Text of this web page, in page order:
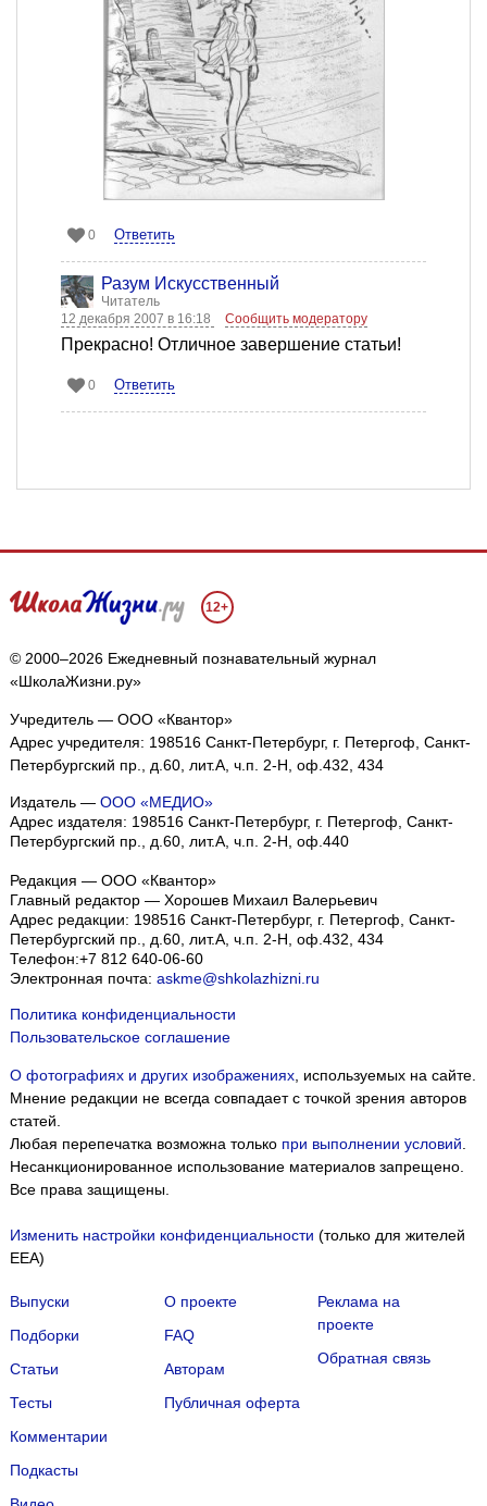
0 Ответить
Разум Искусственный
Читатель
12 декабря 2007 в 16:18
Сообщить модератору
Прекрасно! Отличное завершение статьи!
0 Ответить
12+
© 2000–2026 Ежедневный познавательный журнал
«ШколаЖизни.ру»
Учредитель — ООО «Квантор»
Адрес учредителя: 198516 Санкт-Петербург, г. Петергоф, Санкт-
Петербургский пр., д.60, лит.А, ч.п. 2-Н, оф.432, 434
Издатель — ООО «МЕДИО»
Адрес издателя: 198516 Санкт-Петербург, г. Петергоф, Санкт-
Петербургский пр., д.60, лит.А, ч.п. 2-Н, оф.440
Редакция — ООО «Квантор»
Главный редактор — Хорошев Михаил Валерьевич
Адрес редакции: 198516 Санкт-Петербург, г. Петергоф, Санкт-
Петербургский пр., д.60, лит.А, ч.п. 2-Н, оф.432, 434
Телефон:+7 812 640-06-60
Электронная почта: askme@shkolazhizni.ru
Политика конфиденциальности
Пользовательское соглашение
О фотографиях и других изображениях, используемых на сайте.
Мнение редакции не всегда совпадает с точкой зрения авторов
статей.
Любая перепечатка возможна только при выполнении условий.
Несанкционированное использование материалов запрещено.
Все права защищены.
Изменить настройки конфиденциальности (только для жителей
EEA)
Выпуски
Подборки
Статьи
Тесты
Комментарии
Подкасты
О проекте
FAQ
Авторам
Публичная оферта
Реклама на
проекте
Обратная связь